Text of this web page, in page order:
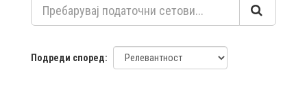
Подреди според